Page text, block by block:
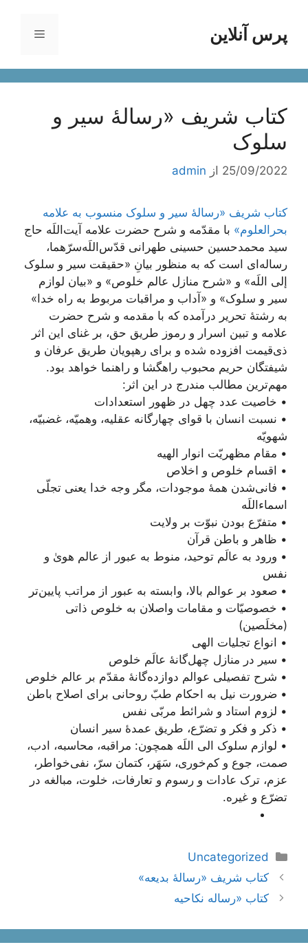
محتواپرس آنلاین فهرست
کتاب شریف «رسالۀ سیر و
سلوک
25/09/2022 از admin
کتاب شریف «رسالۀ سیر و سلوک منسوب به علامه
بحرالعلوم» با مقدّمه و شرح حضرت علامه آیت‌اللَه حاج
سید محمدحسین حسینی طهرانی قدّس‌اللَه‌سرّهما،
رساله‌ای است که به منظور بیانِ «حقیقت سیر و سلوک
‌إلی اللَه» و «شرح منازل عالم خلوص» و «بیان لوازم
سیر و سلوک» و «آداب و مراقبات مربوط به راه خدا»
به رشتۀ تحریر درآمده که با مقدمه و شرح حضرت
علامه و تبین اسرار و رموز طریق حق، بر غنای این اثر
ذی‌قیمت افزوده شده و برای رهپویان طریق عرفان و
شیفتگان حریم محبوب راهگشا و راهنما خواهد بود.
مهم‌ترین مطالب مندرج در این اثر:
• خاصیت عدد چهل در ظهور استعدادات
• نسبت انسان با قوای چهارگانه عقلیه، وهمیّه، غضبیّه،
شهویّه
• مقام مظهریّت انوار الهیه
• اقسام خلوص و اخلاص
• فانی‌شدن همۀ موجودات، مگر وجه خدا یعنی تجلّی
اسماء‌اللَه
• متفرّع بودن نبوّت بر ولایت
• ظاهر و باطن قرآن
• ورود به عالَم توحید، منوط به عبور از عالم هویٰ و
نفس
• صعود بر عوالم بالا، وابسته به عبور از مراتب پایین‌تر
• خصوصیّات و مقامات واصلان به خلوص ذاتی
(مخلَصین)
• انواع تجلیات الهی
• سیر در منازل چهل‌گانۀ عالَم خلوص
• شرح تفصیلی عوالم دوازده‌گانۀ مقدّم بر عالم خلوص
• ضرورت نیل به احکام طبّ روحانی برای اصلاح باطن
• لزوم استاد و شرائط مربّی نفس
• ذکر و فکر و تضرّع، طریق عمدۀ سیر انسان
• لوازم سلوک الی اللَه همچون: مراقبه، محاسبه، ادب،
صمت، جوع و کم‌خوری، سَهَر، کتمان سرّ، نفی‌خواطر،
عزم، ترک عادات و رسوم و تعارفات، خلوت، مبالغه در
تضرّع و غیره.
دسته‌ها
Uncategorized
ناوبری
نوشته‌ها
کتاب شریف «رسالۀ بدیعه»
کتاب «رساله نکاحیه